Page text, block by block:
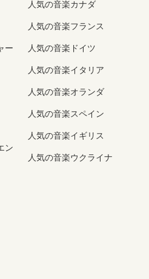
ー
ン
人気の音楽カナダ
人気の音楽フランス
人気の音楽ドイツ
人気の音楽イタリア
人気の音楽オランダ
人気の音楽スペイン
人気の音楽イギリス
人気の音楽ウクライナ